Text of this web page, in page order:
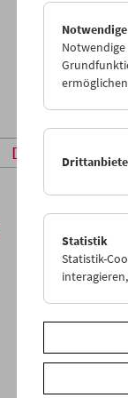
01
Di 28.6.
Notwendige
Statistik
Statistik-